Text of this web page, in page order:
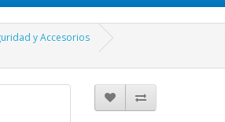
y Accesorios